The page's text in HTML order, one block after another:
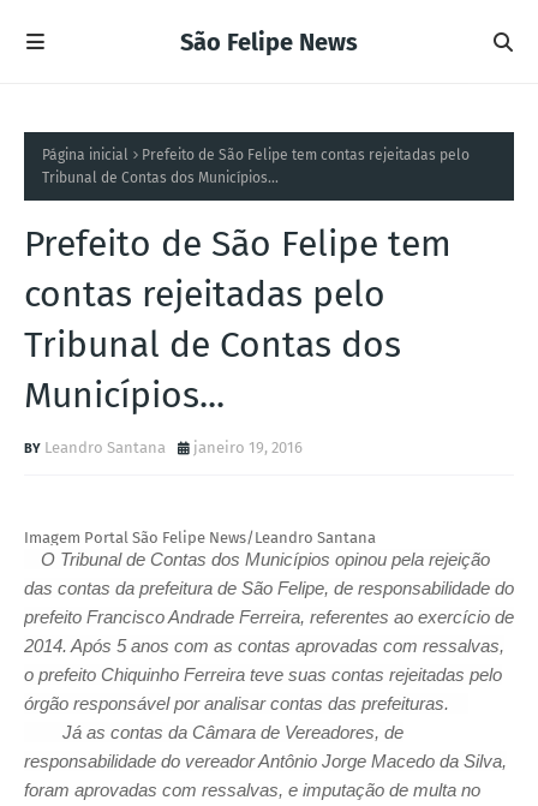
São Felipe News
Página inicial
Prefeito de São Felipe tem contas rejeitadas pelo
Tribunal de Contas dos Municípios...
Prefeito de São Felipe tem
contas rejeitadas pelo
Tribunal de Contas dos
Municípios...
Leandro Santana janeiro 19, 2016
Imagem Portal São Felipe News/Leandro Santana
O Tribunal de Contas dos Municípios opinou pela rejeição
das contas da prefeitura de São Felipe, de responsabilidade do
prefeito Francisco Andrade Ferreira, referentes ao exercício de
2014. Após 5 anos com as contas aprovadas com ressalvas,
o prefeito Chiquinho Ferreira teve suas contas rejeitadas pelo
órgão responsável por analisar contas das prefeituras.
Já as contas da Câmara de Vereadores, de
responsabilidade do vereador Antônio Jorge Macedo da Silva,
foram aprovadas com ressalvas, e imputação de multa no